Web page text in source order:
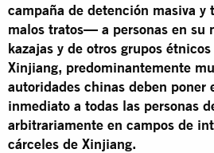
campaña de detención masiva y
malos tratos— a personas en su
kazajas y de otros grupos
Xinjiang, predominantemente
autoridades chinas deben poner
inmediato a todas las personas
arbitrariamente en campos de
cárceles de Xinjiang.